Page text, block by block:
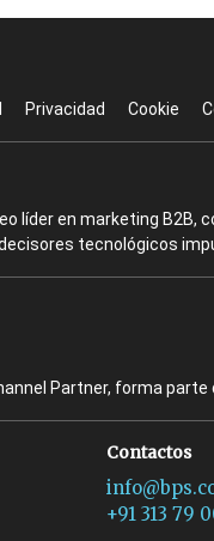
Privacidad Cookie
líder en marketing
tecnológicos
Partner, forma parte
Contactos
+91 313 79